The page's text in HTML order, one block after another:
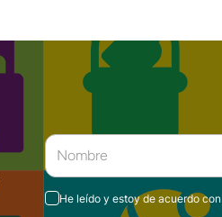
He leído y estoy de acuerdo con